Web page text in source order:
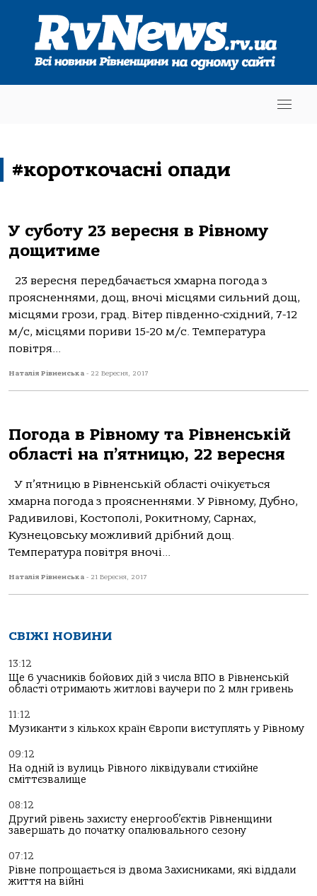
#короткочасні опади
У суботу 23 вересня в Рівному
дощитиме
23 вересня передбачається хмарна погода з
проясненнями, дощ, вночі місцями сильний дощ,
місцями грози, град. Вітер південно-східний, 7-12
м/с, місцями пориви 15-20 м/с. Температура
повітря...
Наталія Рівненська - 22 Вересня, 2017
Погода в Рівному та Рівненській
області на п’ятницю, 22 вересня
У п’ятницю в Рівненській області очікується
хмарна погода з проясненнями. У Рівному, Дубно,
Радивилові, Костополі, Рокитному, Сарнах,
Кузнецовську можливий дрібний дощ.
Температура повітря вночі...
Наталія Рівненська - 21 Вересня, 2017
СВІЖІ НОВИНИ
13:12
Ще 6 учасників бойових дій з числа ВПО в Рівненській
області отримають житлові ваучери по 2 млн гривень
11:12
Музиканти з кількох країн Європи виступлять у Рівному
09:12
На одній із вулиць Рівного ліквідували стихійне
сміттєзвалище
08:12
Другий рівень захисту енергооб’єктів Рівненщини
завершать до початку опалювального сезону
07:12
Рівне попрощається із двома Захисниками, які віддали
життя на війні